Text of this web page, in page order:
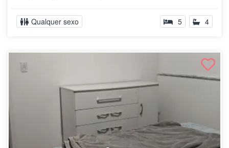
Qualquer sexo 5 4